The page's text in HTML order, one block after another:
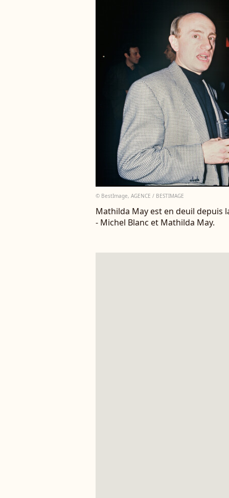
© BestImage, AGENCE / BESTIMAGE
Mathilda May est en deuil depuis
- Michel Blanc et Mathilda May.